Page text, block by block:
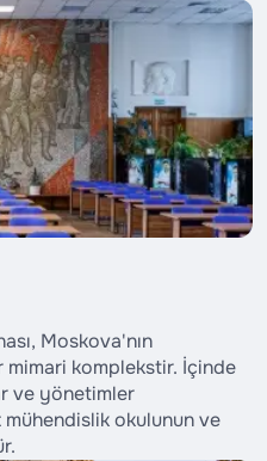
Moskova'nın
komplekstir. İçinde
ve yönetimler
okulunun ve